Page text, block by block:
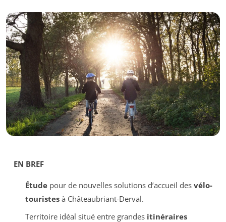
EN BREF
Étudepour de nouvelles solutions d’accueil des vélo-
touristesà Châteaubriant-Derval.
Territoire idéal situé entre grandes itinéraires